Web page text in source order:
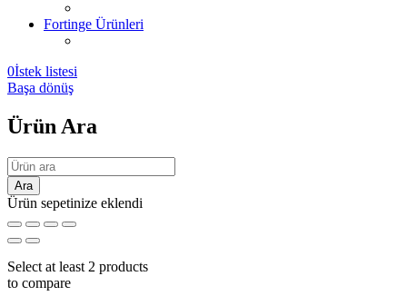
Fortinge Ürünleri
0İstek listesi
Başa dönüş
Ürün Ara
Ürün sepetinize eklendi
Select at least 2 products
to compare